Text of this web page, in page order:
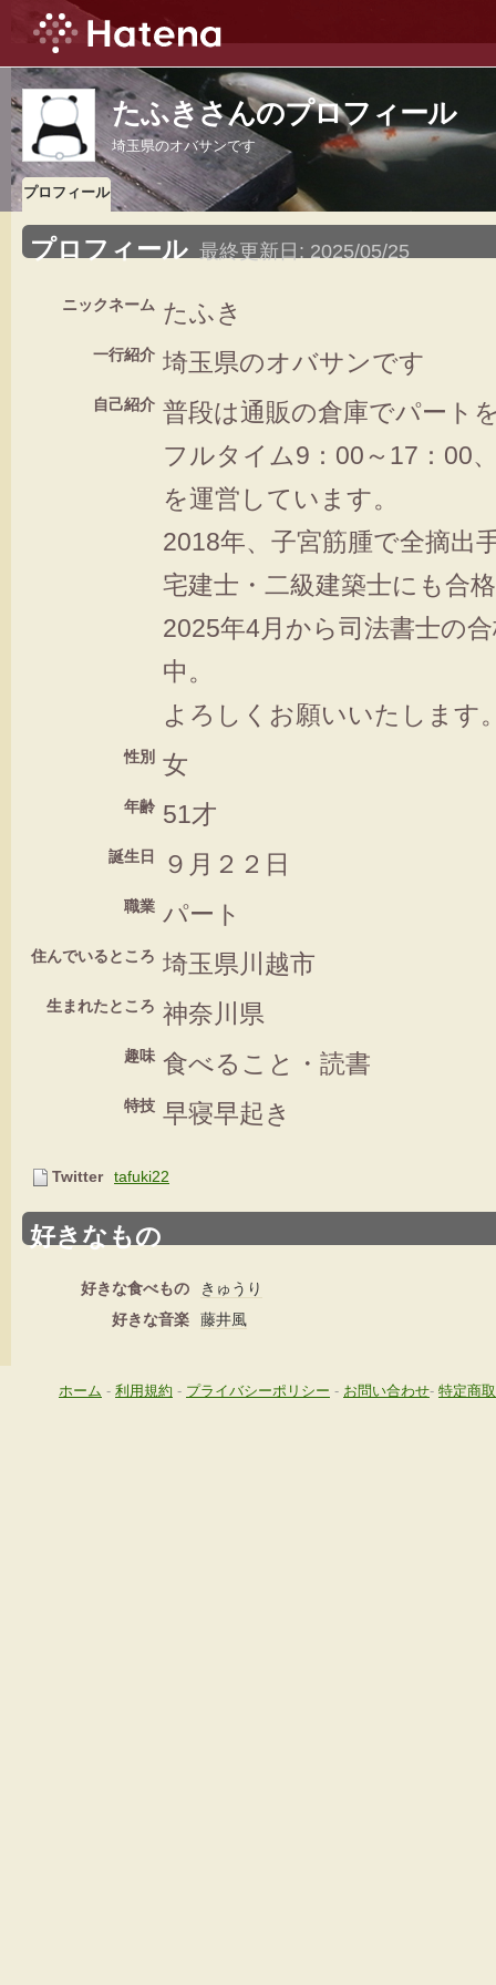
たふきさんのプロフィール
埼玉県のオバサンです
プロフィール
プロフィール 最終更新日: 2025/05/25
ニックネーム たふき
一行紹介 埼玉県のオバサンです
自己紹介 普段は通販の倉庫でパート
フルタイム9：00～17：00
を運営しています。
2018年、子宮筋腫で全摘出
宅建士・二級建築士にも合
2025年4月から司法書士の
中。
よろしくお願いいたします
性別 女
年齢 51才
誕生日 ９月２２日
職業 パート
住んでいるところ 埼玉県川越市
生まれたところ 神奈川県
趣味 食べること・読書
特技 早寝早起き
Twitter tafuki22
好きなもの
好きな食べもの
きゅうり
好きな音楽
藤井風
ホーム - 利用規約 - プライバシーポリシー - お問い合わせ- 特定商